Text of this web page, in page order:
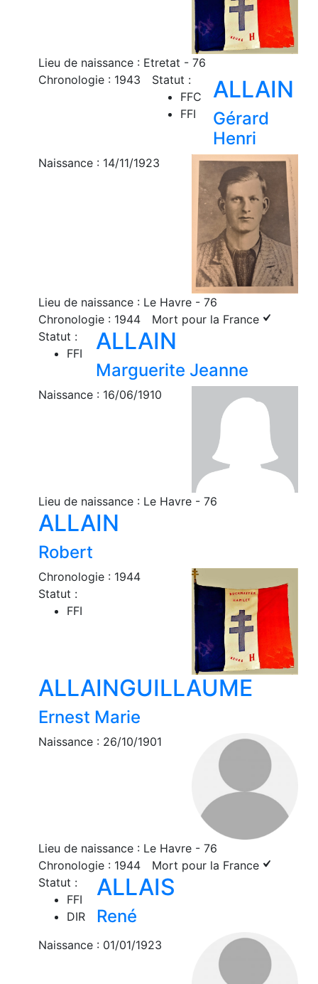
Lieu de naissance : Etretat - 76
Chronologie : 1943
Statut :
FFC
FFI
ALLAIN
Gérard
Henri
Naissance : 14/11/1923
Lieu de naissance : Le Havre - 76
Chronologie : 1944
Mort pour la France
Statut :
FFI
ALLAIN
Marguerite Jeanne
Naissance : 16/06/1910
Lieu de naissance : Le Havre - 76
ALLAIN
Robert
Chronologie : 1944
Statut :
FFI
ALLAINGUILLAUME
Ernest Marie
Naissance : 26/10/1901
Lieu de naissance : Le Havre - 76
Chronologie : 1944
Mort pour la France
Statut :
FFI
DIR
ALLAIS
René
Naissance : 01/01/1923